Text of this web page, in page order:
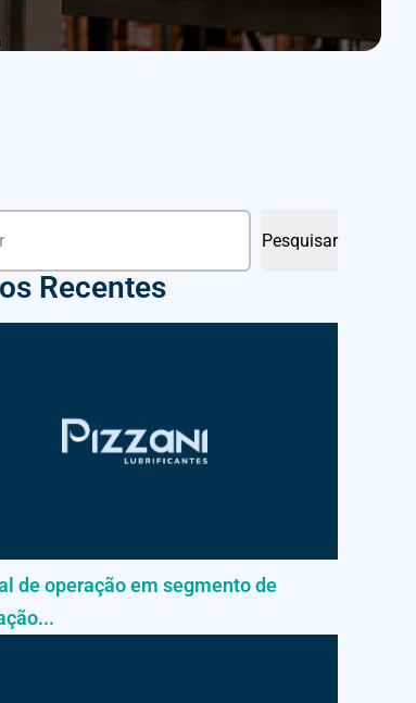
Pesquisar
Recentes
de operação em segmento de